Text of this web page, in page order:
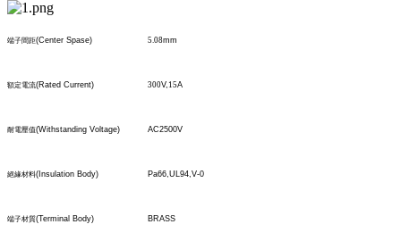
端子間距(Center Spase) 5.08mm
額定電流(Rated Current) 300V, 15A
耐電壓值(Withstanding Voltage) AC2500V
絕緣材料(Insulation Body) Pa66,UL94,V-0
端子材質(Terminal Body) BRASS